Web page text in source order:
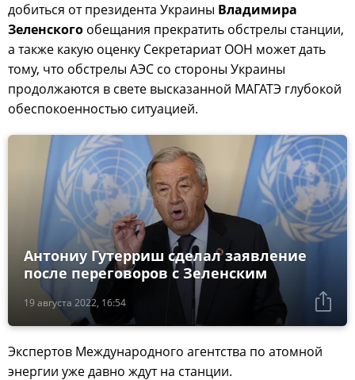
добиться от президента Украины Владимира
Зеленского обещания прекратить обстрелы станции,
а также какую оценку Секретариат ООН может дать
тому, что обстрелы АЭС со стороны Украины
продолжаются в свете высказанной МАГАТЭ глубокой
обеспокоенностью ситуацией.
19 августа 2022, 16:54
Антониу Гутерриш сделал заявление
после переговоров с Зеленским
Экспертов Международного агентства по атомной
энергии уже давно ждут на станции.